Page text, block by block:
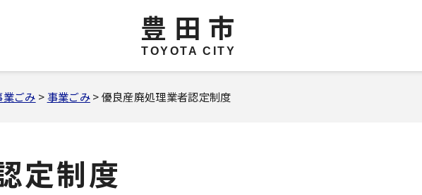
豊田市
TOYOTA CITY
ごみ >事業ごみ> 優良産廃処理業者認定制度
定制度